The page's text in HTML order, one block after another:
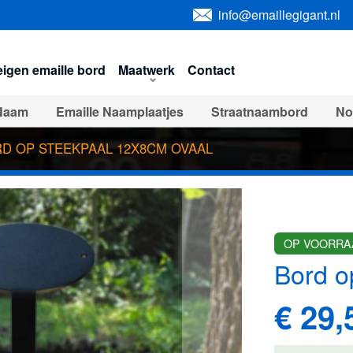
info@emaillegigant.nl
emaille bord Maatwerk Contact
Emaille Naamplaatjes Straatnaambord
Veiligheids serie Automotive borden
Verbodsborden Emaille toilet bordjes
& servies Onderhoud & Toebehoren
Uitverkocht - Uit de collectie
OP STEEKPAAL 12X8CM OVAAL
OP
Bord
€